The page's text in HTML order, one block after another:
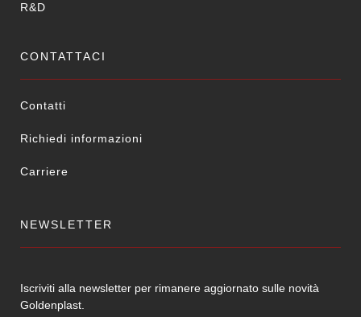
R&D
CONTATTACI
Contatti
Richiedi informazioni
Carriere
NEWSLETTER
Iscriviti alla newsletter per rimanere aggiornato sulle novità
Goldenplast.